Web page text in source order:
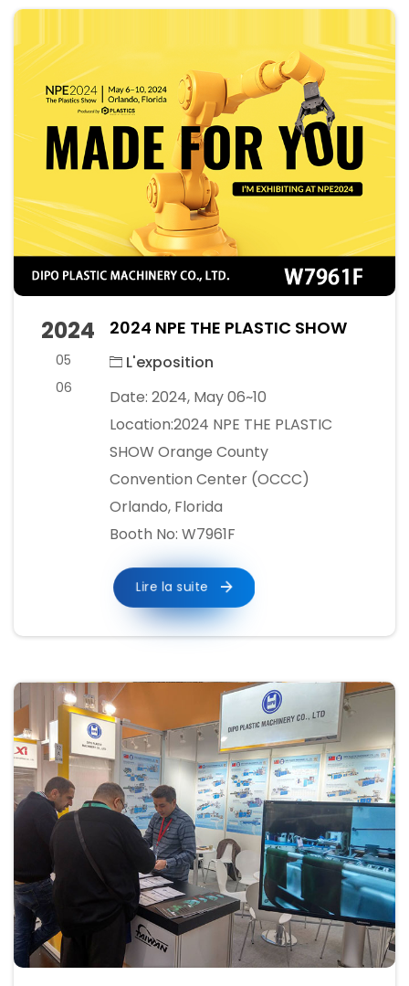
2024
05
06
2024 NPE THE PLASTIC SHOW
L'exposition
Date: 2024, May 06~10
Location:2024 NPE THE PLASTIC
SHOW Orange County
Convention Center (OCCC)
Orlando, Florida
Booth No: W7961F
Lire la suite